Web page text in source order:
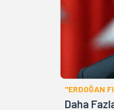
"ERDOĞAN
Daha